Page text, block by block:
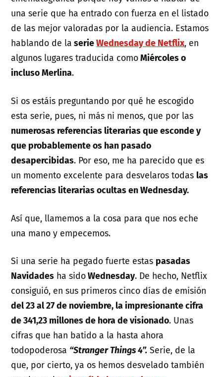
una serie que ha entrado con fuerza en el listado
de las mejor valoradas por la audiencia. Estamos
hablando de la serieWednesday de Netflix, en
algunos lugares traducida comoMiércoles o
incluso Merlina.
Si os estáis preguntando por qué he escogido
esta serie, pues, ni más ni menos, que por las
numerosas referencias literarias que esconde y
que probablemente os han pasado
desapercibidas. Por eso, me ha parecido que es
un momento excelente para desvelaros todas las
referencias literarias ocultas en Wednesday.
Así que, llamemos a la cosa para que nos eche
una mano y empecemos.
Si una serie ha pegado fuerte estas pasadas
Navidades ha sidoWednesday. De hecho, Netflix
consiguió, en sus primeros cinco días de emisión
del 23 al 27 de noviembre, la impresionante cifra
de 341,23 millones de hora de visionado. Unas
cifras que han batido a la hasta ahora
todopoderosa “Stranger Things 4”. Serie, de la
que, por cierto, ya os hemos desvelado también